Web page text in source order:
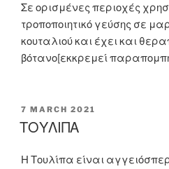
Σε ορισμένες περιοχές
τροποποιητικό γεύσης σε
κουταλιού και έχει και
βότανο[εκκρεμεί
POSTED
ON
7 MARCH 2021
ΤΟΥΛΙΠΑ
Η Τουλίπα είναι